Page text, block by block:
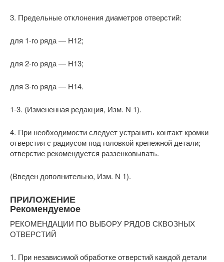
3. Предельные отклонения диаметров отверстий:
для 1-го ряда — Н12;
для 2-го ряда — Н13;
для 3-го ряда — Н14.
1-3. (Измененная редакция, Изм. N 1).
4. При необходимости следует устранить контакт кромки
отверстия с радиусом под головкой крепежной детали;
отверстие рекомендуется раззенковывать.
(Введен дополнительно, Изм. N 1).
ПРИЛОЖЕНИЕ
Рекомендуемое
РЕКОМЕНДАЦИИ ПО ВЫБОРУ РЯДОВ СКВОЗНЫХ
ОТВЕРСТИЙ
1. При независимой обработке отверстий каждой детали